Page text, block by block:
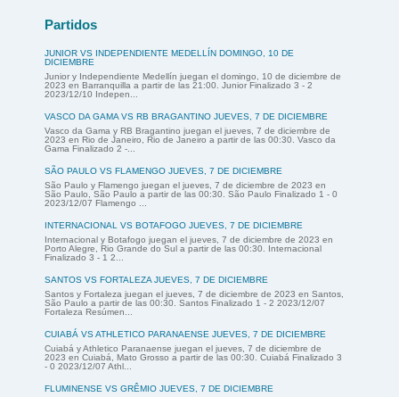
Partidos
JUNIOR VS INDEPENDIENTE MEDELLÍN DOMINGO, 10 DE
DICIEMBRE
Junior y Independiente Medellín juegan el domingo, 10 de diciembre de
2023 en Barranquilla a partir de las 21:00. Junior Finalizado 3 - 2
2023/12/10 Indepen...
VASCO DA GAMA VS RB BRAGANTINO JUEVES, 7 DE DICIEMBRE
Vasco da Gama y RB Bragantino juegan el jueves, 7 de diciembre de
2023 en Rio de Janeiro, Rio de Janeiro a partir de las 00:30. Vasco da
Gama Finalizado 2 -...
SÃO PAULO VS FLAMENGO JUEVES, 7 DE DICIEMBRE
São Paulo y Flamengo juegan el jueves, 7 de diciembre de 2023 en
São Paulo, São Paulo a partir de las 00:30. São Paulo Finalizado 1 - 0
2023/12/07 Flamengo ...
INTERNACIONAL VS BOTAFOGO JUEVES, 7 DE DICIEMBRE
Internacional y Botafogo juegan el jueves, 7 de diciembre de 2023 en
Porto Alegre, Rio Grande do Sul a partir de las 00:30. Internacional
Finalizado 3 - 1 2...
SANTOS VS FORTALEZA JUEVES, 7 DE DICIEMBRE
Santos y Fortaleza juegan el jueves, 7 de diciembre de 2023 en Santos,
São Paulo a partir de las 00:30. Santos Finalizado 1 - 2 2023/12/07
Fortaleza Resúmen...
CUIABÁ VS ATHLETICO PARANAENSE JUEVES, 7 DE DICIEMBRE
Cuiabá y Athletico Paranaense juegan el jueves, 7 de diciembre de
2023 en Cuiabá, Mato Grosso a partir de las 00:30. Cuiabá Finalizado 3
- 0 2023/12/07 Athl...
FLUMINENSE VS GRÊMIO JUEVES, 7 DE DICIEMBRE